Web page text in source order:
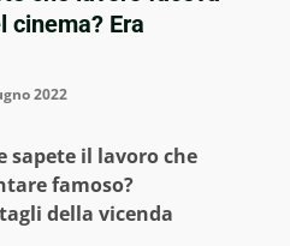
cinema? Era
2022
sapete il lavoro che
famoso?
della vicenda